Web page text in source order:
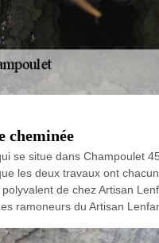
cheminée
se situe dans Champoulet
les deux travaux ont
de chez Artisan
ramoneurs du Artisan